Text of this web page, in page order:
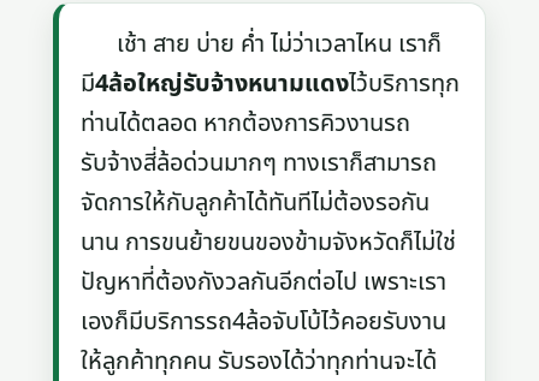
เช้า สาย บ่าย ค่ำ ไม่ว่าเวลาไหน เราก็
มี4ล้อใหญ่รับจ้างหนามแดงไว้บริการทุก
ท่านได้ตลอด หากต้องการคิวงานรถ
รับจ้างสี่ล้อด่วนมากๆ ทางเราก็สามารถ
จัดการให้กับลูกค้าได้ทันทีไม่ต้องรอกัน
นาน การขนย้ายขนของข้ามจังหวัดก็ไม่ใช่
ปัญหาที่ต้องกังวลกันอีกต่อไป เพราะเรา
เองก็มีบริการรถ4ล้อจับโบ้ไว้คอยรับงาน
ให้ลูกค้าทุกคน รับรองได้ว่าทุกท่านจะได้